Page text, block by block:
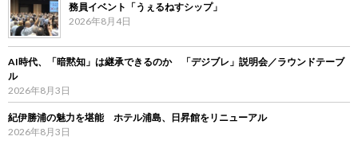
務員イベント「うぇるねすシップ」
2026年8月4日
AI時代、「暗黙知」は継承できるのか 「デジブレ」説明会／ラウンドテーブ
ル
2026年8月3日
紀伊勝浦の魅力を堪能 ホテル浦島、日昇館をリニューアル
2026年8月3日